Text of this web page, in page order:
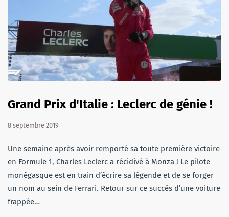
Grand Prix d'Italie : Leclerc de génie !
8 septembre 2019
Une semaine après avoir remporté sa toute première victoire
en Formule 1, Charles Leclerc a récidivé à Monza ! Le pilote
monégasque est en train d’écrire sa légende et de se forger
un nom au sein de Ferrari. Retour sur ce succès d’une voiture
frappée…